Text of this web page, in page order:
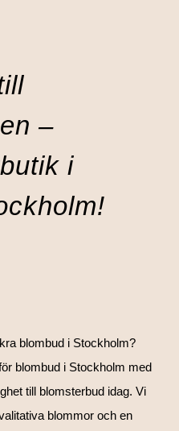
–
i
blombud i Stockholm?
blombud i Stockholm med
till blomsterbud idag. Vi
blommor och en